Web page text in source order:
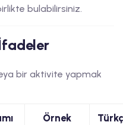
bulabilirsiniz.
bir aktivite yapmak
Örnek